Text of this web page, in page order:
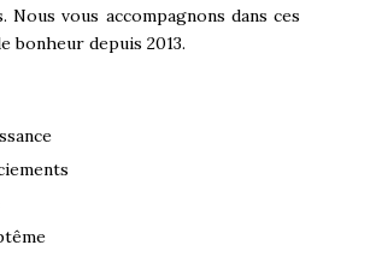
Nous vous accompagnons dans ces
bonheur depuis 2013.